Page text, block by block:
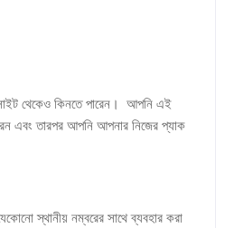
থেকেও কিনতে পারেন। আপনি এই
এবং তারপর আপনি আপনার নিজের প্যাক
স্থানীয় নম্বরের সাথে ব্যবহার করা